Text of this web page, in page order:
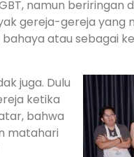
namun beriringan
gereja-gereja yang
atau sebagai
juga. Dulu
ketika
bahwa
matahari